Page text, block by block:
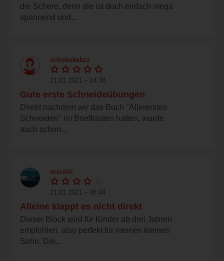
die Schere, denn die ist doch einfach mega
spannend und...
schokokekzz
21.01.2021 – 14:38
Gute erste Schneideübungen
Direkt nachdem wir das Buch "Allererstes
Schneiden" im Briefkasten hatten, wurde
auch schon...
mschili
21.01.2021 – 08:44
Alleine klappt es nicht direkt
Dieser Block wird für Kinder ab drei Jahren
empfohlen, also perfekt für meinen kleinen
Sohn. Die...